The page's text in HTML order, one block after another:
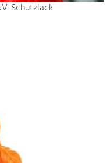
Schutzlack